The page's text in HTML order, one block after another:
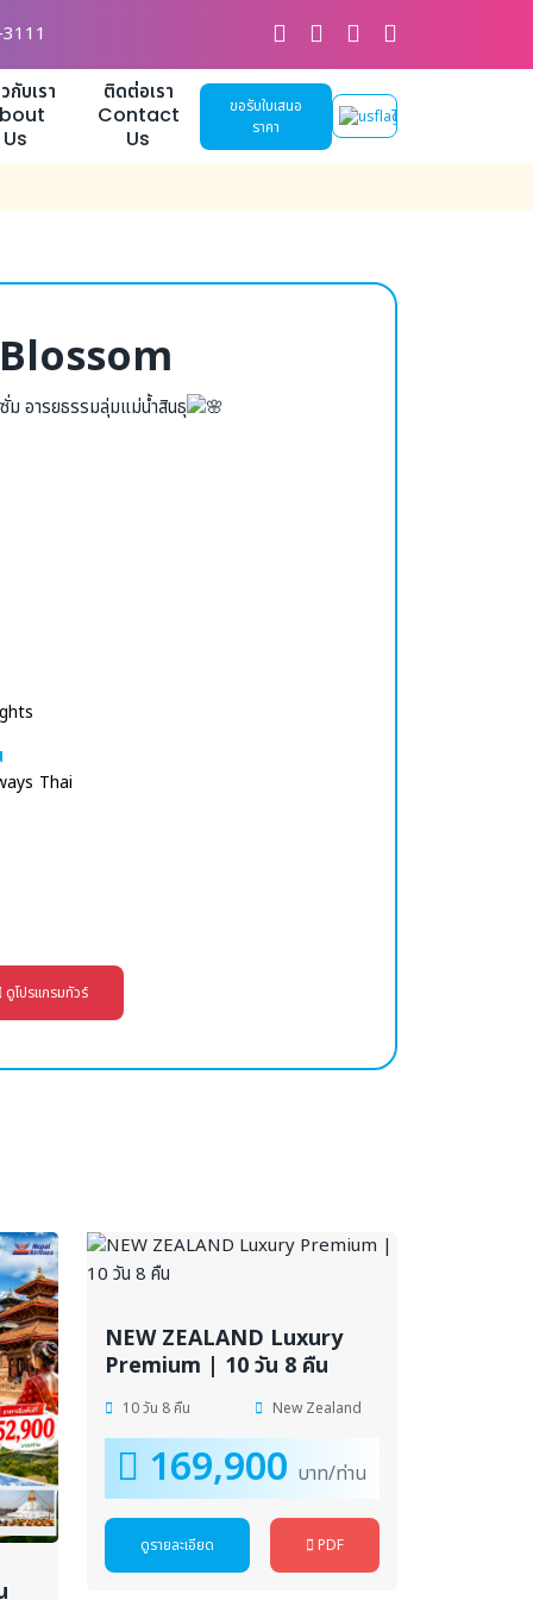
กับเรา
Us
ติดต่อเรา
Contact
Us
ขอรับใบเสนอ
ราคา
TH
ซั่ม อารยธรรมลุ่มแม่น้ำสินธุ
Thai
ดูโปรแกรมทัวร์
NEW ZEALAND Luxury
Premium | 10 วัน 8 คืน
10 วัน 8 คืน New Zealand
169,900 บาท/ท่าน
ดูรายละเอียด PDF